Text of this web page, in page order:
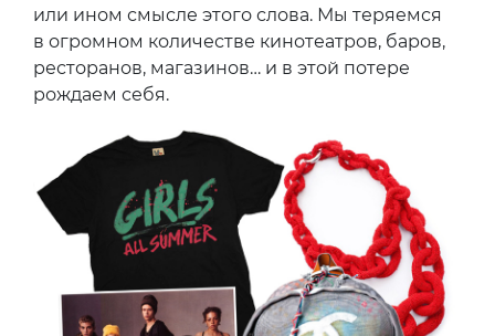
или ином смысле этого слова. Мы теряемся
в огромном количестве кинотеатров, баров,
ресторанов, магазинов… и в этой потере
рождаем себя.